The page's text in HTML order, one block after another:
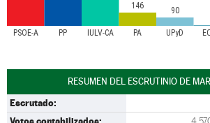
PSOE-A PP IULV-CA PA UPyD
146 90
RESUMEN DEL ESCRUTINIO DE
Escrutado: